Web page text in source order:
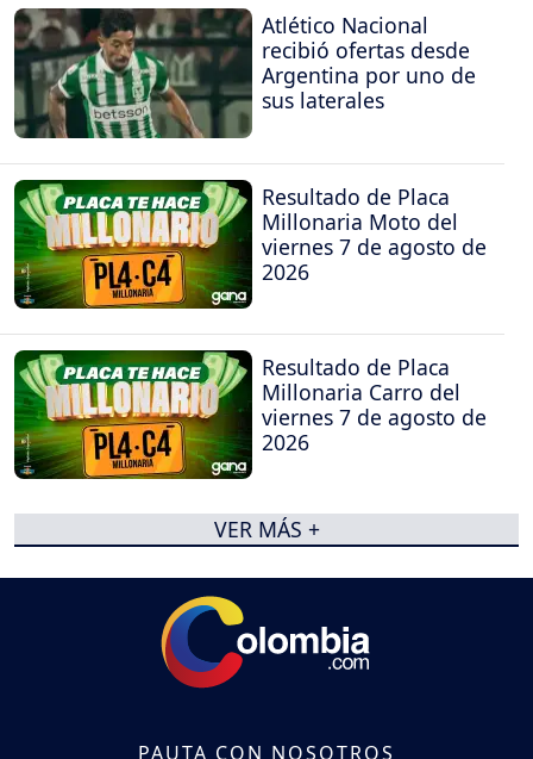
Atlético Nacional
recibió ofertas desde
Argentina por uno de
sus laterales
Resultado de Placa
Millonaria Moto del
viernes 7 de agosto de
2026
Resultado de Placa
Millonaria Carro del
viernes 7 de agosto de
2026
VER MÁS +
PAUTA CON NOSOTROS